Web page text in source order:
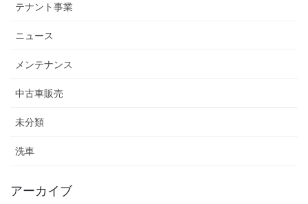
テナント事業
ニュース
メンテナンス
中古車販売
未分類
洗車
アーカイブ